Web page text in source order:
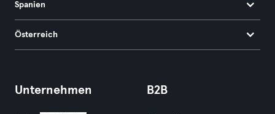
Spanien
Österreich
Unternehmen B2B